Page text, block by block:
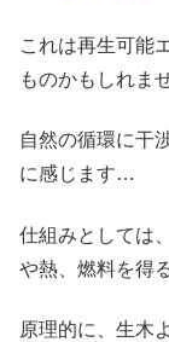
これは再生可能
ものかもしれま
自然の循環に干
に感じます…
仕組みとしては
や熱、燃料を得
原理的に、生木